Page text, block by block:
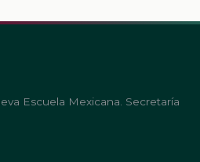
Escuela Mexicana. Secretaría